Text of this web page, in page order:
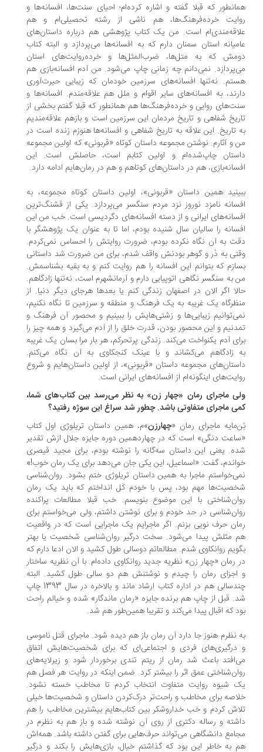
که قبلا گفته‌ و اشاره کرده‌ام؛ احیای سنت‌ها، افسانه‌ها و
خرده‌فرهنگ‌ها، هم ناشی از رشته تحصیلی‌ام و هم
است. من یک کتاب پژوهشی هم درباره داستان‌های
استان سمنان دارم که به افسانه‌ها می‌پردازد و البته کتاب
که به متل‌ها، ضرب‌المثل‌ها و خرده‌روایت‌های استان
نمی‌دانم چه زمانی چاپ می‌شود. من آدم افسانه‌بازی هم
نه‌تنها افسانه‌های سرزمین خودمان که زیبایی حیرت‌آوری
به افسانه‌های سایر اقوام و ملل هم علاقه‌مندم. افسانه‌ها و
روایی و خرده‌فرهنگ‌ها هم همانطور که قبلا گفتم بخشی از
شفاهی و تاریخ مردمان این سرزمین است و بازهم علاقه‌مندیم
تاریخ. این علاقه به تاریخ شفاهی و افسانه‌ها هنوزم زنده است در
و آثارم. نوشتن مجموعه داستان کوتاه «قربونی» که اولین مجموعه
چاپ‌شده‌ام و اولین کتابم است، حاصلش است. این
هم در داستان‌های کوتاهم و هم در رمان‌هایم ادامه دارد.
همین داستان «قربونی»، اولین داستان کوتاه مجموعه، به
نامزد نوروز نزد مردم سنگسر می‌پردازد. یکی از قشنگ‌ترین
ایرانی و از دسته افسانه‌های دگردیسی است. خب من این
را سالیان سال شنیده بودم، اما تا به عنوان یک پژوهشگر با
به آن نگاه نکرده بودم، ضرورت روایتش را احساس نمی‌کردم.
به دُر و گوهر بودنش واقف شدم، برای من ضرورت شد داستانی
که بتوانم این افسانه را هم روایت کنم و به بقیه بشناسمش.
به سنگسر نگاهی اتوپیایی دارم و آرمانشهرم است، نه‌تنها زادگاهم.
اگر الان در اصفهان زندگی کنم یا بعدها هرجای دیگر دنیا. از
یک غریبه به یک فرهنگ و منطقه و سرزمین تا نگاه نکنیم،
زیبایی‌ها و زشتی‌هایش را ببینیم و محصور آن فرهنگ و
و این محصور بودن، قدرت خلق را از آدم می‌گیرد و همه چیز را
آدم یکنواخت می‌کند. زندگی پرتحرکم، هر بار مرا بسان یک غریبه
زادگاهم می‌کشاند و با عینک کنجکاوی به آن نگاه می‌کنم.
مجموعه داستان «قربونی»، از اولین داستان‌هایم و شروع
اینگونه‌ام از افسانه‌های ایرانی است.
ماجرای رمان «چهار زن» به نظر می‌رسد بین کتاب‌های شما،
ماجرای متفاوتی باشد. چطور شد سراغ این سوژه رفتید؟
ماجرای رمان « چهارزن»م، همین داستان تریلوژی اول کتاب
دنگی» است که در چهاردهمین دوره جایزه جلال ازش تقدیر
یعنی این داستان سه‌گانه را نوشته بودم، برای مجید قیصری
گفت: «اسماعیل، این یکی جان می‌دهد برای یک رمان خوب!»
ماجرا به همین داستان تریلوژی ختم بشود. روان‌شناسی
مهم بود، پس با خودم کَل انداختم که باید یک رمان
با این موضوع بنویسم. خب قبلا مطالعات پراکنده
در حد خودم و برای نوشتن داشتم، ولی می‌خواستم برای
حرف نویی بزنم. اگر ماجرایم یک ماجرایی است که در واقعیت
مثلش پیدا می‌شود. سخت درگیر روا‌ن‌شناسی شخصیت یا بهتر
روانکاوی شدم. مطالعاتم دوسالی طول کشید و الان ادعا دارم که
رمان «چهار زن» نظریه جدید روانکاوی داده‌ام. با آن نظریه ساختار
رمان را چیدم و نوشتنش هم دو سالی طول کشید. البته
چندسالی هم در اداره کتاب ارشاد ماند و بالاخره در سال 1393 چاپ
قبل از چاپ هم برنده جایزه «رمان ماندگار» شده و خیالم راحت
که اقبال پیدا می‌کند و تقریبا همین‌طور هم شد.
نظرم هنوز جا دارد آن رمان باز هم دیده شود. ماجرای قتل ناموسی
فردی و اجتماعی‌ای که برای شخصیت‌هایش اتفاق
باعث شد رمان از ریتم تندی برخوردار شود و زیرلایه‌های
عمق اثر را بیشتر کرد. ضمن اینکه در روایت هر فصل هم
شیوه روایت متفاوت انتخاب کردم تا مخاطب خسته نشود.
برای مخاطب و راحت‌تر درک‌کردن داستان و شخصیت‌ها خیلی
کردم و خب خداروشکر بین کتاب‌هایم بیشترین مخاطب را هم
و رساله دکتری از روی آن نوشته شده و باز هم به نظرم در
دانشگاهی می‌تواند حرف‌هایی برای گفتن داشته باشد. همه‌اش
به خاطر این بود که گذاشتم خیال، بازی‌هایش را بکند و درگیر